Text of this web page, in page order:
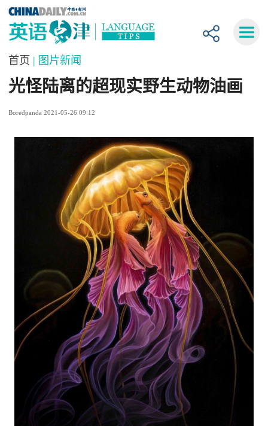
首页 | 图片新闻
光怪陆离的超现实野生动物油画
Boredpanda 2021-05-26 09:12